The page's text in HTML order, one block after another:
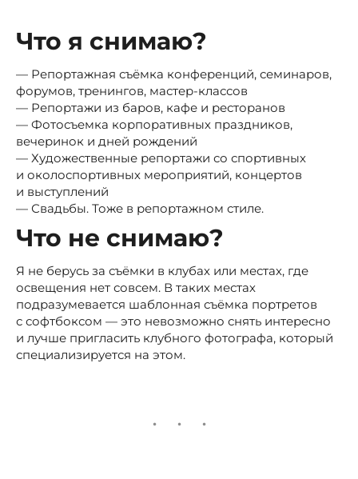
Что я снимаю?
— Репортажная съёмка конференций, семинаров,
форумов, тренингов, мастер-классов
— Репортажи из баров, кафе и ресторанов
— Фотосъемка корпоративных праздников,
вечеринок и дней рождений
— Художественные репортажи со спортивных
и околоспортивных мероприятий, концертов
и выступлений
— Свадьбы. Тоже в репортажном стиле.
Что не снимаю?
Я не берусь за съёмки в клубах или местах, где
освещения нет совсем. В таких местах
подразумевается шаблонная съёмка портретов
с софтбоксом — это невозможно снять интересно
и лучше пригласить клубного фотографа, который
специализируется на этом.